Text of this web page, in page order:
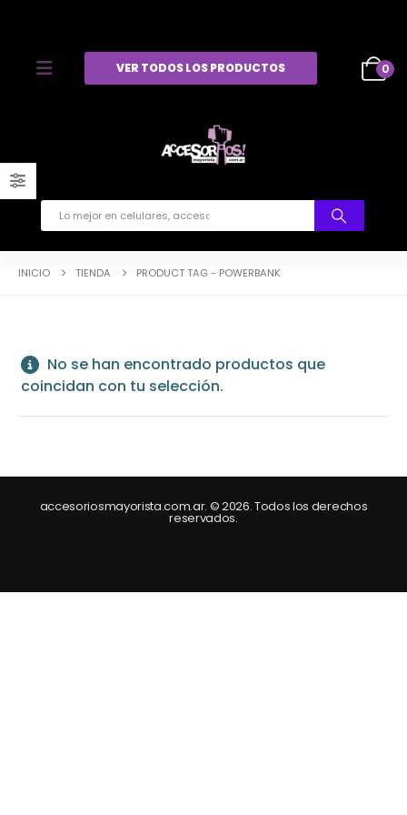
VER TODOS LOS PRODUCTOS 0
INICIO TIENDA PRODUCT TAG - POWERBANK
No se han encontrado productos que
coincidan con tu selección.
accesoriosmayorista.com.ar. © 2026. Todos los derechos
reservados.